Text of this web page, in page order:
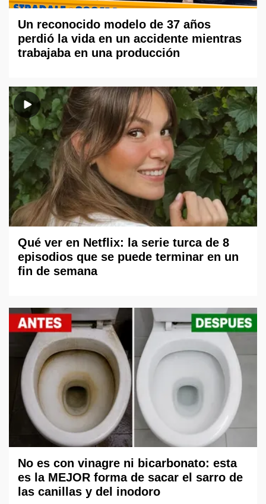
Un reconocido modelo de 37 años
perdió la vida en un accidente mientras
trabajaba en una producción
Qué ver en Netflix: la serie turca de 8
episodios que se puede terminar en un
fin de semana
No es con vinagre ni bicarbonato: esta
es la MEJOR forma de sacar el sarro de
las canillas y del inodoro